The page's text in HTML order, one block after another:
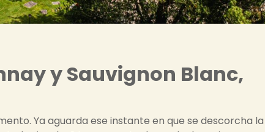
y Sauvignon Blanc,
Ya aguarda ese instante en que se descorcha la